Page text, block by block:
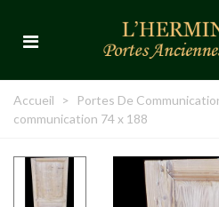
Accueil > Portes De
communication 74 x 188